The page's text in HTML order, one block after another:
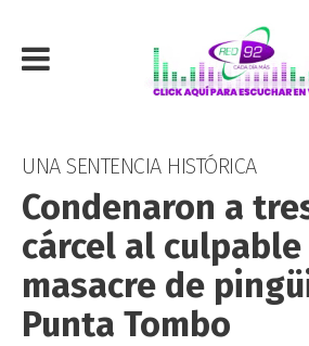
UNA SENTENCIA HISTÓRICA
Condenaron a
cárcel al
masacre de
Punta Tombo